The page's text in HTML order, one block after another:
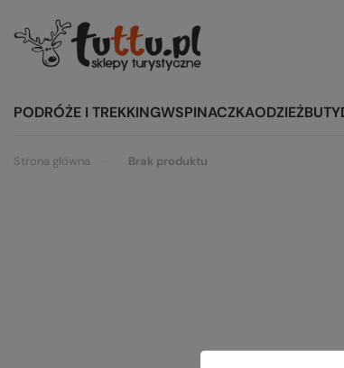
PODRÓŻE I TREKKINGWSPINACZKAODZIEŻBUTY
Strona główna Brak produktu